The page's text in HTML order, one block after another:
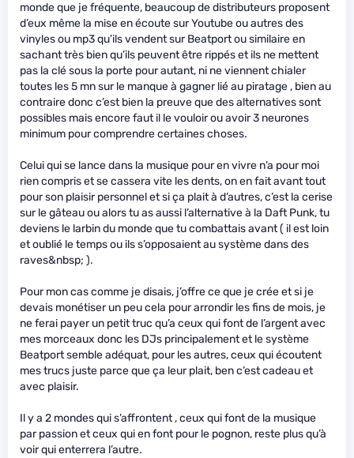
monde que je fréquente, beaucoup de distributeurs proposent
d’eux même la mise en écoute sur Youtube ou autres des
vinyles ou mp3 qu’ils vendent sur Beatport ou similaire en
sachant très bien qu’ils peuvent être rippés et ils ne mettent
pas la clé sous la porte pour autant, ni ne viennent chialer
toutes les 5 mn sur le manque à gagner lié au piratage , bien au
contraire donc c’est bien la preuve que des alternatives sont
possibles mais encore faut il le vouloir ou avoir 3 neurones
minimum pour comprendre certaines choses.
Celui qui se lance dans la musique pour en vivre n’a pour moi
rien compris et se cassera vite les dents, on en fait avant tout
pour son plaisir personnel et si ça plait à d’autres, c’est la cerise
sur le gâteau ou alors tu as aussi l’alternative à la Daft Punk, tu
deviens le larbin du monde que tu combattais avant ( il est loin
et oublié le temps ou ils s’opposaient au système dans des
raves&nbsp; ).
Pour mon cas comme je disais, j’offre ce que je crée et si je
devais monétiser un peu cela pour arrondir les fins de mois, je
ne ferai payer un petit truc qu’a ceux qui font de l’argent avec
mes morceaux donc les DJs principalement et le système
Beatport semble adéquat, pour les autres, ceux qui écoutent
mes trucs juste parce que ça leur plait, ben c’est cadeau et
avec plaisir.
Il y a 2 mondes qui s’affrontent , ceux qui font de la musique
par passion et ceux qui en font pour le pognon, reste plus qu’à
voir qui enterrera l’autre.